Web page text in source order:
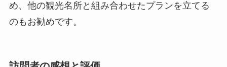
め、他の観光名所と組み合わせたプランを立てる
のもお勧めです。